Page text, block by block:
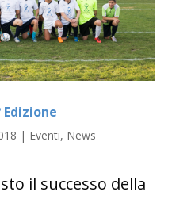
Edizione
| Eventi, News
il successo della